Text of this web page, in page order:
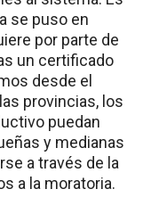
se puso en
por parte de
un certificado
desde el
provincias, los
puedan
y medianas
a través de la
a la moratoria.